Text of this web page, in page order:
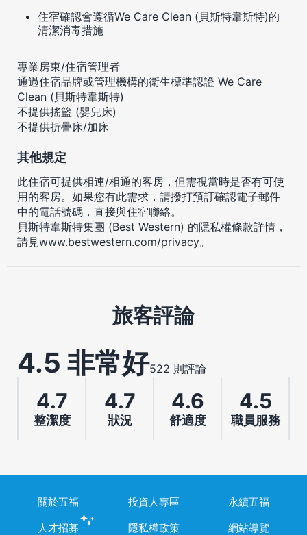
住宿確認會遵循We Care Clean (貝斯特韋斯特)的
清潔消毒措施
專業房東/住宿管理者
通過住宿品牌或管理機構的衛生標準認證 We Care
Clean (貝斯特韋斯特)
不提供搖籃 (嬰兒床)
不提供折疊床/加床
其他規定
此住宿可提供相連/相通的客房，但需視當時是否有可使
用的客房。如果您有此需求，請撥打預訂確認電子郵件
中的電話號碼，直接與住宿聯絡。
貝斯特韋斯特集團 (Best Western) 的隱私權條款詳情，
請見www.bestwestern.com/privacy。
旅客評論
4.5 非常好522 則評論
4.7
整潔度
4.7
狀況
4.6
舒適度
4.5
職員服務
關於五福 投資人專區
永續五福
人才招募
隱私權政策 網站導覽